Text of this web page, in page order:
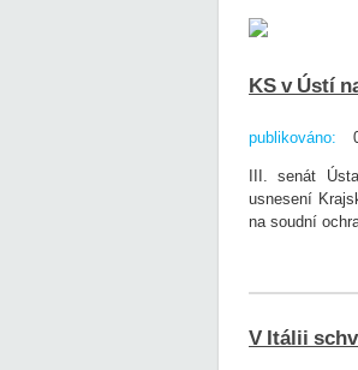
KS v Ústí
publikováno:
III. senát
usnesení
na soudní
V Itálii